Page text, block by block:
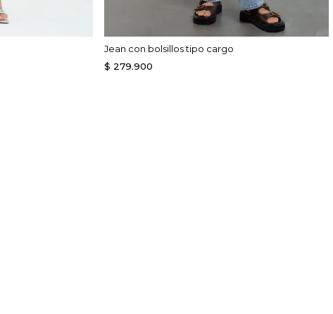
Jean con bolsillos tipo cargo
$ 279.900